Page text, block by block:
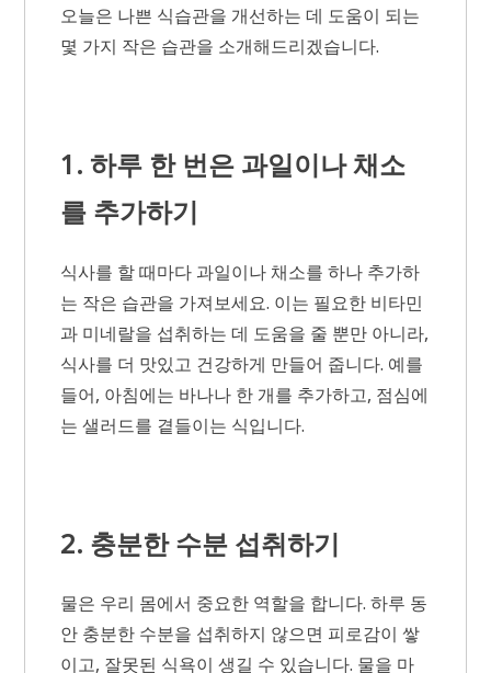
오늘은 나쁜 식습관을 개선하는 데 도움이 되는
몇 가지 작은 습관을 소개해드리겠습니다.
1. 하루 한 번은 과일이나 채소
를 추가하기
식사를 할 때마다 과일이나 채소를 하나 추가하
는 작은 습관을 가져보세요. 이는 필요한 비타민
과 미네랄을 섭취하는 데 도움을 줄 뿐만 아니라,
식사를 더 맛있고 건강하게 만들어 줍니다. 예를
들어, 아침에는 바나나 한 개를 추가하고, 점심에
는 샐러드를 곁들이는 식입니다.
2. 충분한 수분 섭취하기
물은 우리 몸에서 중요한 역할을 합니다. 하루 동
안 충분한 수분을 섭취하지 않으면 피로감이 쌓
이고, 잘못된 식욕이 생길 수 있습니다. 물을 마